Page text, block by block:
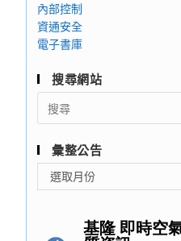
內部控制
資通安全
電子書庫
搜尋網站
Search
for:
彙整公告
整
選取月份